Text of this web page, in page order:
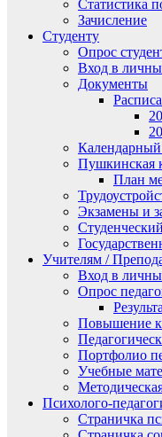
Статистика
Зачисление
Студенту
Опрос
Вход в
Документы
Пушкинская
План
Экзамены и
Учителям /
Вход в
Опрос
Повышение
Портфолио
Учебные
Психолого-
Страничка